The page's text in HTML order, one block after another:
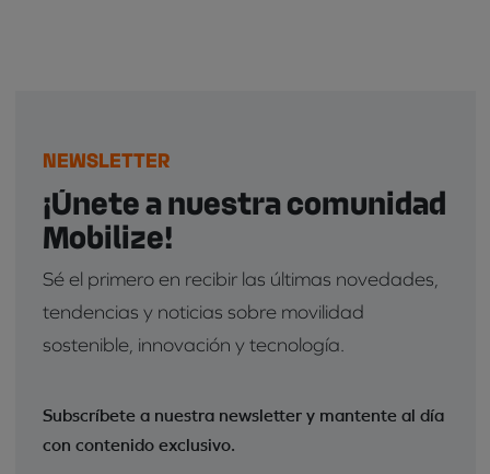
NEWSLETTER
¡Únete a nuestra comunidad
Mobilize!
Sé el primero en recibir las últimas novedades,
tendencias y noticias sobre movilidad
sostenible, innovación y tecnología.
Subscríbete a nuestra newsletter y mantente al día
con contenido exclusivo.